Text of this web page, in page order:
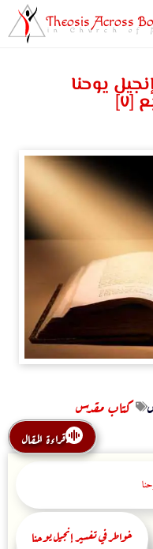
Theosis Across
in Church of
يوحنا
[٧]
كتاب مقدس
قراءة المقال
خواطر في تفسير إنجيل يوحنا